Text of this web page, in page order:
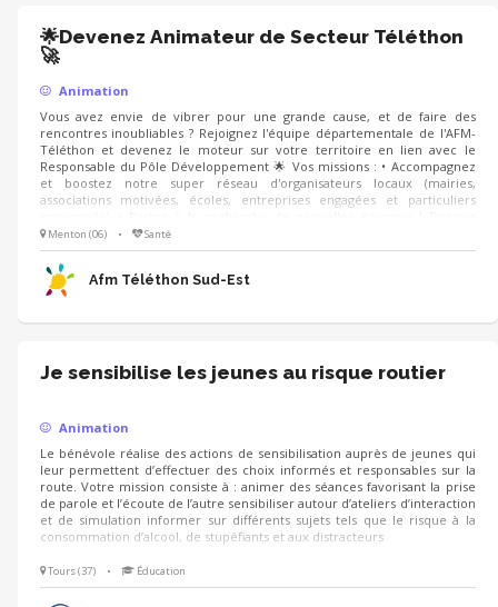
🌟Devenez Animateur de Secteur Téléthon
🚀
Animation
Vous avez envie de vibrer pour une grande cause, et de faire des
rencontres inoubliables ? Rejoignez l'équipe départementale de l'AFM-
Téléthon et devenez le moteur sur votre territoire en lien avec le
Responsable du Pôle Développement 🌟 Vos missions : • Accompagnez
et boostez notre super réseau d'organisateurs locaux (mairies,
associations motivées, écoles, entreprises engagées et particuliers
envie à de futurs partenaires de se lancer dans l'aventure pour faire
grimper la collecte. • Présentez avec votre coeur les combats, les
victoires et l'univers de l'AFM-Téléthon.
Menton (06) • Santé
Afm Téléthon Sud-Est
Je sensibilise les jeunes au risque routier
Animation
Le bénévole réalise des actions de sensibilisation auprès de jeunes qui
leur permettent d’effectuer des choix informés et responsables sur la
route. Votre mission consiste à : animer des séances favorisant la prise
de parole et l’écoute de l’autre sensibiliser autour d’ateliers d’interaction
et de simulation informer sur différents sujets tels que le risque à la
consommation d’alcool, de stupéfiants et aux distracteurs
Tours (37) • Éducation